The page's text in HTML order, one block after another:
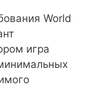
World
игра